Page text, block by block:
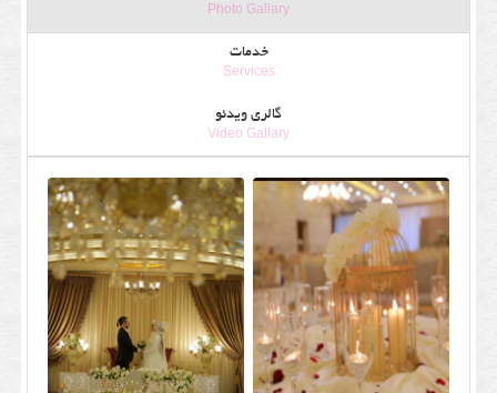
Photo Gallary
خدمات
Services
گالری ویدئو
Video Gallary